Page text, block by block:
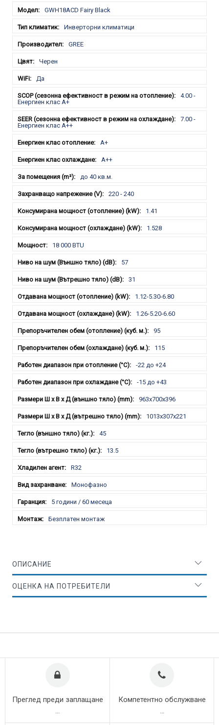
GWH18ACD Fairy Black
Инверторни климатици
GREE
Черен
Да
4.00 -
Енергиен клас A+
7.00 -
Енергиен клас A++
A+
A++
до 40 кв.м.
220 - 240
1.41
1.528
18 000 BTU
57
31
1.12-5.30-6.80
1.26-5.20-6.60
95
115
-22 до +24
-15 до +43
963x700x396
1013x307x221
45
13.5
R32
Монофазно
5 години / 60 месеца
Безплатен монтаж
ОПИСАНИЕ
ОЦЕНКА НА ПОТРЕБИТЕЛИ
Преглед преди заплащане Компетентно обслужване